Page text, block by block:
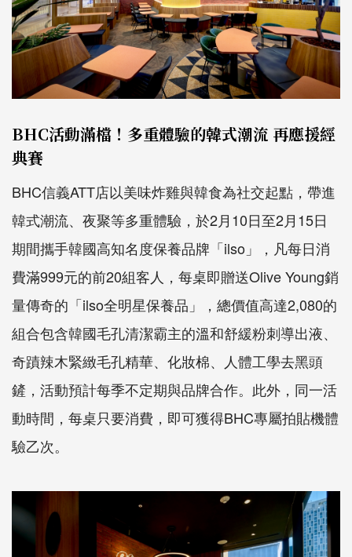
BHC活動滿檔！多重體驗的韓式潮流 再應援經
典賽
BHC信義ATT店以美味炸雞與韓食為社交起點，帶進
韓式潮流、 夜聚等多重體驗，於2月10日至2月15日
期間攜手韓國高知名度保養品牌「ilso 」，凡每日消
費滿999元的前20組客人， 每桌即贈送Olive Young銷
量傳奇的「ilso全明星保養品」，總價值高達2,080的
組合包含韓國毛孔清潔霸主的溫和舒緩粉刺導出液、
奇蹟辣木緊緻毛孔精華、化妝棉、人體工學去黑頭
鏟， 活動預計每季不定期與品牌合作。此外，同一活
動時間， 每桌只要消費，即可獲得BHC專屬拍貼機體
驗乙次。